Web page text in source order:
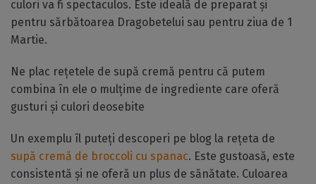
culori va fi spectaculos. Este ideală de preparat și
pentru sărbătoarea Dragobetelui sau pentru ziua de 1
Martie.
Ne plac rețetele de supă cremă pentru că putem
combina în ele o mulțime de ingrediente care oferă
gusturi și culori deosebite
Un exemplu îl puteți descoperi pe blog la rețeta de
supă cremă de broccoli cu spanac. Este gustoasă, este
consistentă și ne oferă un plus de sănătate. Culoarea